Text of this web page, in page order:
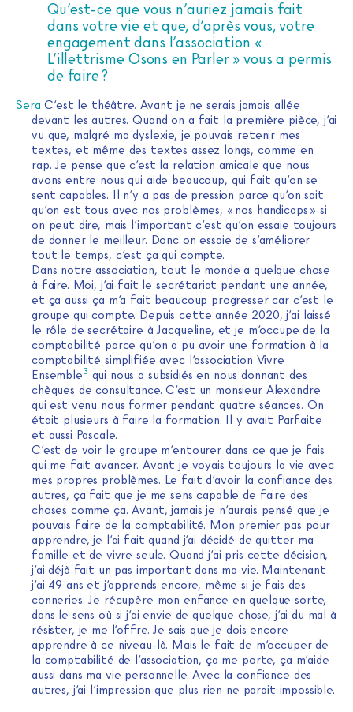
Qu’est-ce que vous n’auriez jamais fait
dans votre vie et que, d’après vous, votre
engagement dans l’association «
L’illettrisme Osons en Parler » vous a permis
de faire ?
Sera C’est le théâtre. Avant je ne serais jamais allée
devant les autres. Quand on a fait la première pièce, j’ai
vu que, malgré ma dyslexie, je pouvais retenir mes
textes, et même des textes assez longs, comme en
rap. Je pense que c’est la relation amicale que nous
avons entre nous qui aide beaucoup, qui fait qu’on se
sent capables. Il n’y a pas de pression parce qu’on sait
qu’on est tous avec nos problèmes, « nos handicaps » si
on peut dire, mais l’important c’est qu’on essaie toujours
de donner le meilleur. Donc on essaie de s’améliorer
tout le temps, c’est ça qui compte.
Dans notre association, tout le monde a quelque chose
à faire. Moi, j’ai fait le secrétariat pendant une année,
et ça aussi ça m’a fait beaucoup progresser car c’est le
groupe qui compte. Depuis cette année 2020, j’ai laissé
le rôle de secrétaire à Jacqueline, et je m’occupe de la
comptabilité parce qu’on a pu avoir une formation à la
comptabilité simplifiée avec l’association Vivre
Ensemble3 qui nous a subsidiés en nous donnant des
chèques de consultance. C’est un monsieur Alexandre
qui est venu nous former pendant quatre séances. On
était plusieurs à faire la formation. Il y avait Parfaite
et aussi Pascale.
C’est de voir le groupe m’entourer dans ce que je fais
qui me fait avancer. Avant je voyais toujours la vie avec
mes propres problèmes. Le fait d’avoir la confiance des
autres, ça fait que je me sens capable de faire des
choses comme ça. Avant, jamais je n’aurais pensé que je
pouvais faire de la comptabilité. Mon premier pas pour
apprendre, je l’ai fait quand j’ai décidé de quitter ma
famille et de vivre seule. Quand j’ai pris cette décision,
j’ai déjà fait un pas important dans ma vie. Maintenant
j’ai 49 ans et j’apprends encore, même si je fais des
conneries. Je récupère mon enfance en quelque sorte,
dans le sens où si j’ai envie de quelque chose, j’ai du mal à
résister, je me l’offre. Je sais que je dois encore
apprendre à ce niveau-là. Mais le fait de m’occuper de
la comptabilité de l’association, ça me porte, ça m’aide
aussi dans ma vie personnelle. Avec la confiance des
autres, j’ai l’impression que plus rien ne parait impossible.